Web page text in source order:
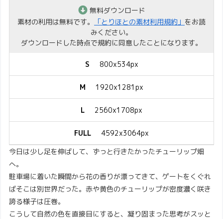
無料ダウンロード
素材の利用は無料です。
「とりほとの素材利用規約」 をお読
みください。
ダウンロードした時点で規約に同意したことになります。
S 800x534px
M 1920x1281px
L 2560x1708px
FULL
4592x3064px
今日は少し足を伸ばして、ずっと行きたかったチューリップ畑
へ。
駐車場に着いた瞬間から花の香りが漂ってきて、ゲートをくぐれ
ばそこは別世界だった。赤や黄色のチューリップが密度濃く咲き
誇る様子は圧巻。
こうして自然の色を直接目にすると、凝り固まった思考がスッと